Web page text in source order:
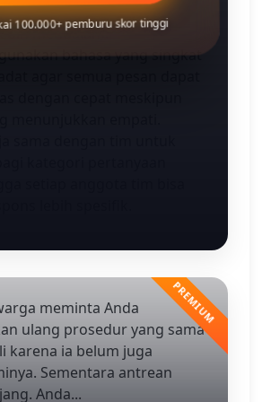
membutuhkan penjelasan
mendalam.
bahasa yang singkat
100.000+ pemburu skor tinggi
meminta Anda
ulang prosedur yang sama
karena ia belum juga
Sementara antrean
Anda...